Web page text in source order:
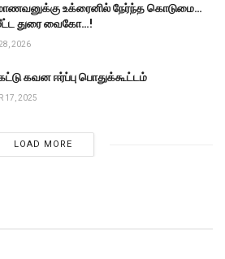
உக்ரைனில் நேர்ந்த கொடுமை…
துரை வைகோ…!
2026
கவன ஈர்ப்பு பொதுக்கூட்டம்
17, 2025
LOAD MORE